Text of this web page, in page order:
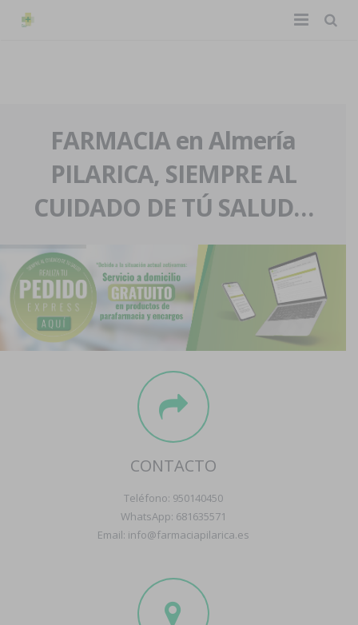
La farmacia
Nuestra historia
Nuestro equipo
Eventos
Servicios y reservas
Pedidos express
Blog
Contacto
Boletín
FARMACIA en Almería
PILARICA, SIEMPRE AL
CUIDADO DE TÚ SALUD…
CONTACTO
Teléfono: 950140450
WhatsApp: 681635571
Email: info@farmaciapilarica.es